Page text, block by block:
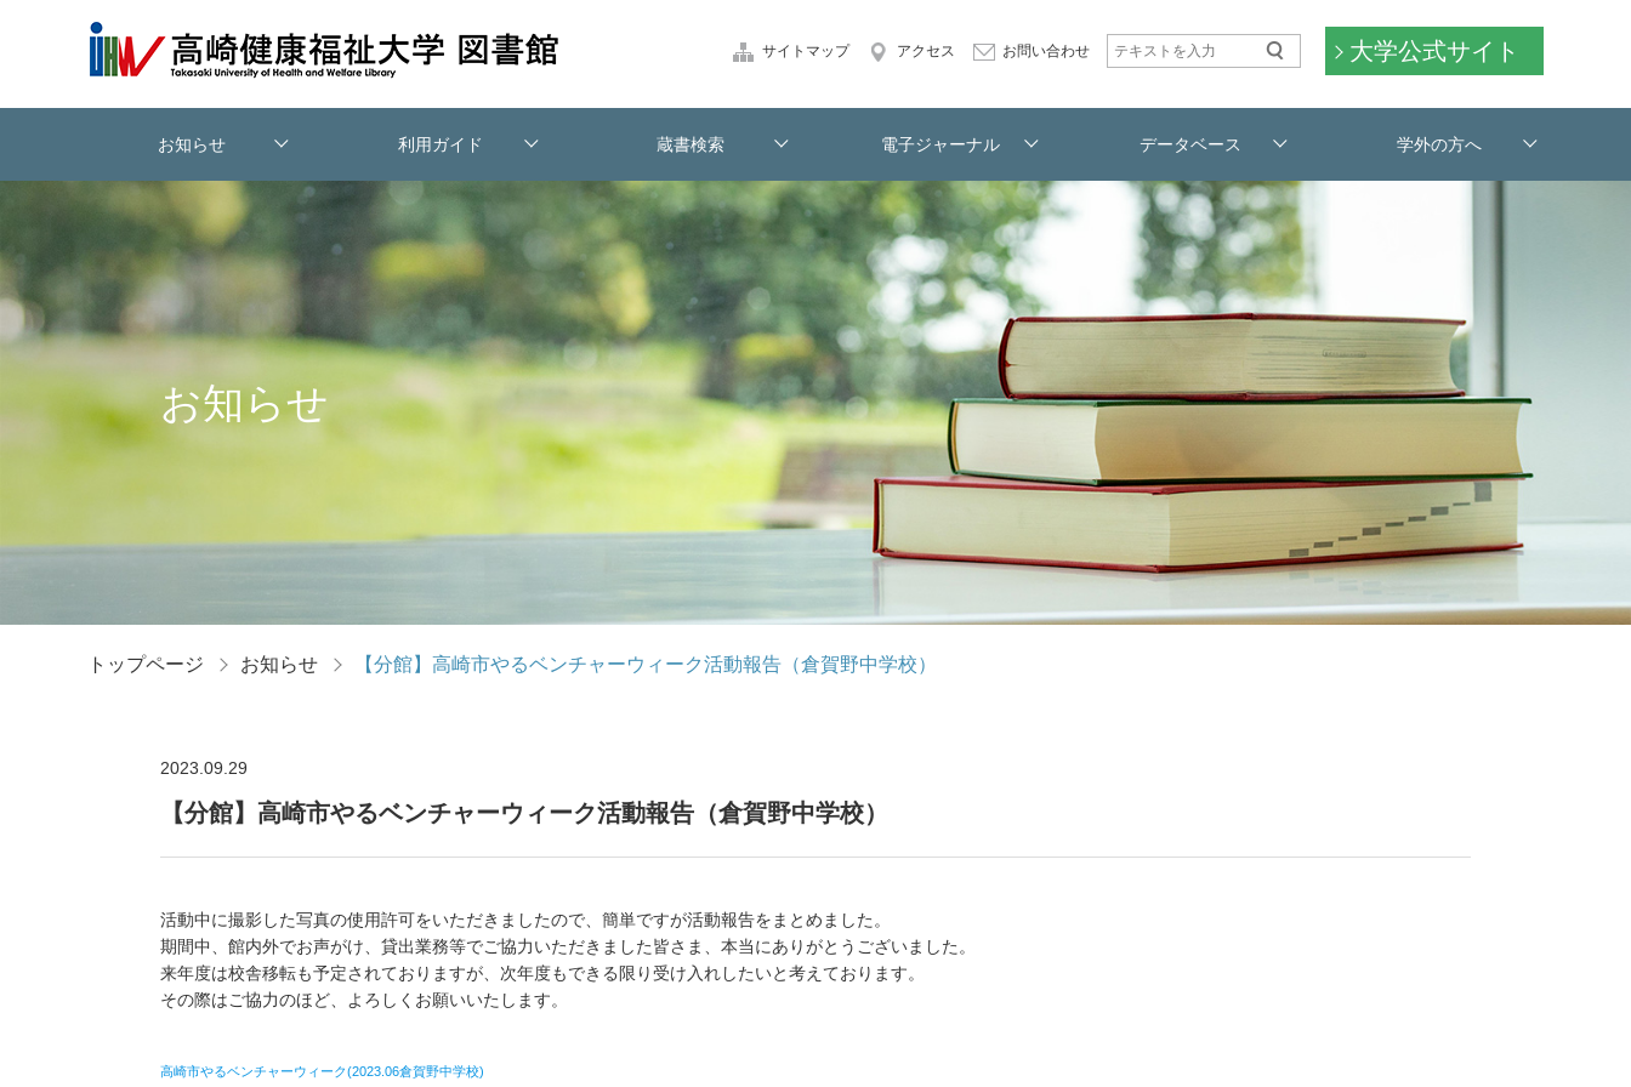
サイトマップ アクセス お問い合わせ 大学公式サイト
お知らせ 利用ガイド
利用案内
交通アクセス
相互利用 文献複写申込み
紹介状発行申込み
図書館の方へ
蔵書検索
本学蔵書[OPAC]
電子ジャーナル
電子ジャーナルリスト
学外からのアクセス
データベース 学外の方へ
お知らせ
トップページ お知らせ 【分館】高崎市やるベンチャーウィーク活動報告（倉賀野中学校）
2023.09.29
【分館】高崎市やるベンチャーウィーク活動報告（倉賀野中学校）
活動中に撮影した写真の使用許可をいただきましたので、簡単ですが活動報告をまとめました。
期間中、館内外でお声がけ、貸出業務等でご協力いただきました皆さま、本当にありがとうございました。
来年度は校舎移転も予定されておりますが、次年度もできる限り受け入れしたいと考えております。
その際はご協力のほど、よろしくお願いいたします。
高崎市やるベンチャーウィーク(2023.06倉賀野中学校)